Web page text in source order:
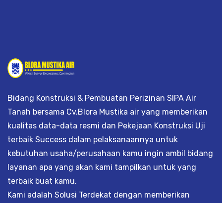
Bidang Konstruksi & Pembuatan Perizinan SIPA Air
Tanah bersama Cv.Blora Mustika air yang memberikan
kualitas data-data resmi dan Pekejaan Konstruksi Uji
terbaik Success dalam pelaksanaannya untuk
kebutuhan usaha/perusahaan kamu ingin ambil bidang
layanan apa yang akan kami tampilkan untuk yang
terbaik buat kamu.
Kami adalah Solusi Terdekat dengan memberikan